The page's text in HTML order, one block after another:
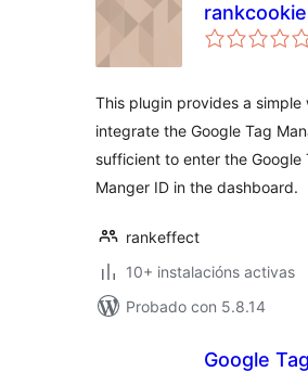
rankcookie
This plugin provides a simple
integrate the Google Tag
sufficient to enter the Google
Manger ID in the dashboard.
rankeffect
10+ instalacións activas
Probado con 5.8.14
Google Tag